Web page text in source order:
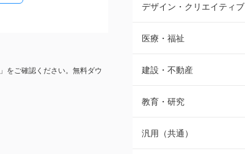
」をご確認ください。無料ダウ
デザイン・クリエイティブ
医療・福祉
建設・不動産
教育・研究
汎用（共通）